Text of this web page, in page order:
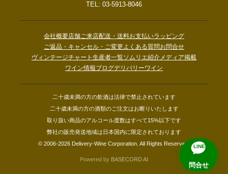
TEL: 03-5913-8046
会社概要店舗ご来店配送・送料お支払いラッピング
ご返品・キャンセル・ご変更よくある質問お問合せ
ヴィンテージチャート 生産者一覧ソムリエ紹介メディア掲載
ワイン情報ブログデリバリーワイン
二十歳未満の方の飲酒は法律で禁止されています
二十歳未満の方の酒類のご注文はお断りいたします
取り扱い商品のアルコール度数はすべて15%以下です
弊社の販売発送地域は日本国内に限定されております
© 2006-2026 Delivery-Wine Corporation. All Rights Reserved.
Powered by BASECORD AI
LINE
問合せ